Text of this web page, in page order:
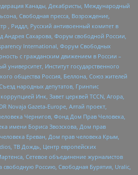
Канады, Декабристы, Международный
Свободная пресса, Возрождение,
, Риддл, Русский антивоенный комитет в
Сахарова, Форум свободной России,
International, Форум Свободных
с гражданским движением в России –
университет, Институт государственного
общества Россия, Беллона, Союз жителей
народных депутатов, Гринпис
Инк, Завет церквей TCCN, Агора,
Novaja Gazeta-Europe, Алтай проект,
Чернигов, Фонд Дом Прав Человека,
имени Бориса Звозскова, Дом прав
Ереван, Дом прав человека Крым,
ТВ Дождь, Центр европейских
Сетевое объединение журналистов
свободную Россию, Свободная Бурятия, Uralic,